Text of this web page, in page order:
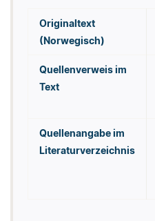
Originaltext
(Norwegisch)
Quellenverweis im
Text
Quellenangabe im
Literaturverzeichnis